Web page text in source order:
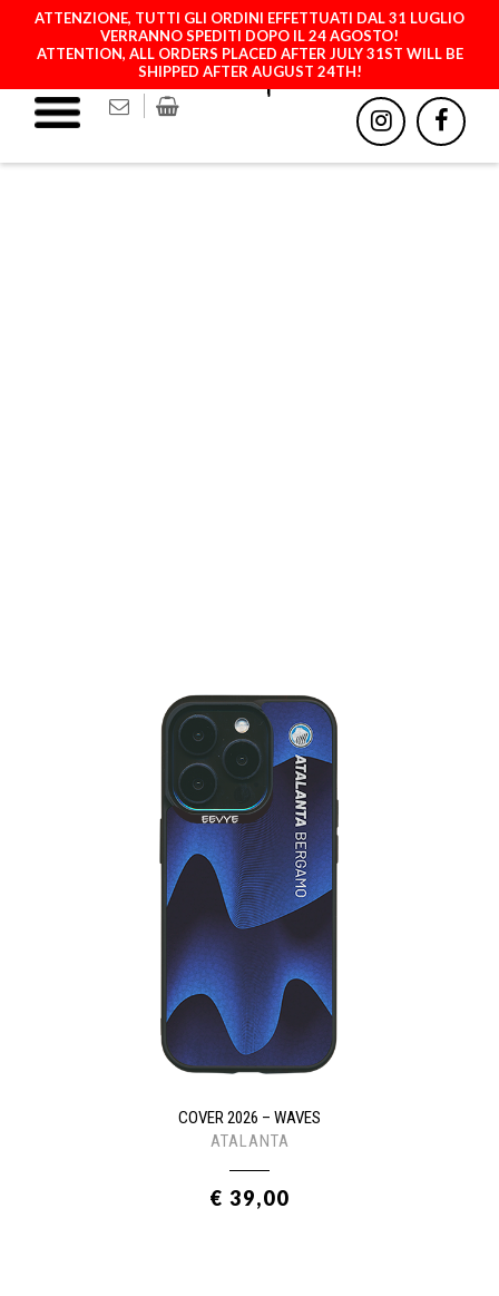
ATTENZIONE, TUTTI GLI ORDINI EFFETTUATI DAL 31 LUGLIO
VERRANNO SPEDITI DOPO IL 24 AGOSTO!
ATTENTION, ALL ORDERS PLACED AFTER JULY 31ST WILL BE
SHIPPED AFTER AUGUST 24TH!
COVER 2026 – WAVES
ATALANTA
€ 39,00